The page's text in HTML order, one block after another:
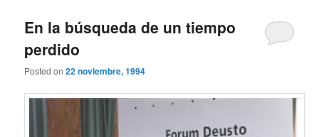
En la búsqueda de un tiempo
perdido
Posted on22 noviembre, 1994